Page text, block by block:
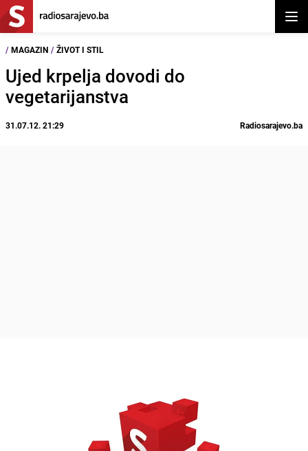
/ MAGAZIN / ŽIVOT I STIL
Ujed krpelja dovodi do
vegetarijanstva
31.07.12. 21:29 Radiosarajevo.ba